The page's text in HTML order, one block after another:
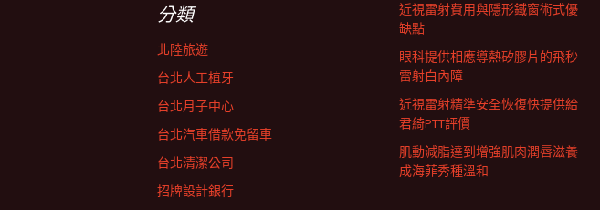
近視雷射費用與隱形鐵窗術式優
缺點
眼科提供相應導熱矽膠片的飛秒
雷射白內障
近視雷射精準安全恢復快提供給
君綺PTT評價
肌動減脂達到增強肌肉潤唇滋養
成海菲秀種溫和
分類
北陸旅遊
台北人工植牙
台北月子中心
台北汽車借款免留車
台北清潔公司
招牌設計銀行